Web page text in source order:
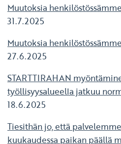
Muutoksia henkilöstössämme
31.7.2025
Muutoksia henkilöstössämme
27.6.2025
STARTTIRAHAN
työllisyysalueella jatkuu
18.6.2025
Tiesithän jo, että
kuukaudessa paikan päällä